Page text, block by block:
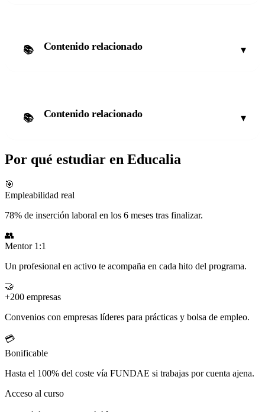
📚 Contenido relacionado ▾
📚 Contenido relacionado ▾
Por qué estudiar en Educalia
🎯
Empleabilidad real
78% de inserción laboral en los 6 meses tras finalizar.
👥
Mentor 1:1
Un profesional en activo te acompaña en cada hito del programa.
🤝
+200 empresas
Convenios con empresas líderes para prácticas y bolsa de empleo.
💳
Bonificable
Hasta el 100% del coste vía FUNDAE si trabajas por cuenta ajena.
Acceso al curso